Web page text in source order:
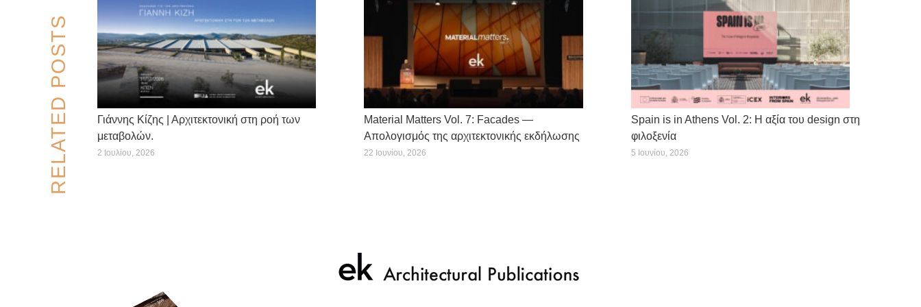
RELATED POSTS
Γιάννης Κίζης | Αρχιτεκτονική στη ροή των
μεταβολών.
2 Ιουλίου, 2026
Material Matters Vol. 7: Facades —
Απολογισμός της αρχιτεκτονικής εκδήλωσης
22 Ιουνίου, 2026
Spain is in Athens Vol. 2: Η αξία του design στη
φιλοξενία
5 Ιουνίου, 2026